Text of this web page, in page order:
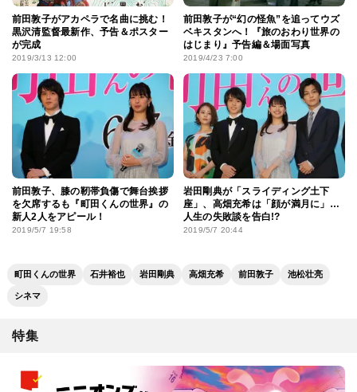
前田敦子がアカペラで名曲に挑む！
黒沢清監督最新作、予告＆ポスター
が完成
2019/3/13 12:00
前田敦子が“幻の怪魚”を追ってウズ
ベキスタンへ！『旅のおわり世界の
はじまり』予告編＆場面写真
2019/4/23 7:00
前田敦子、膝の靭帯負傷で舞台挨拶
を欠席するも『町田くんの世界』の
新人2人をアピール！
2019/5/7 19:58
岩田剛典が「スライディング土下
座」、高畑充希は「顔が満月に」…
人生の失敗談を告白!?
2019/5/7 20:44
町田くんの世界 石井裕也 岩田剛典 高畑充希 前田敦子 池松壮亮
シネマ
特集